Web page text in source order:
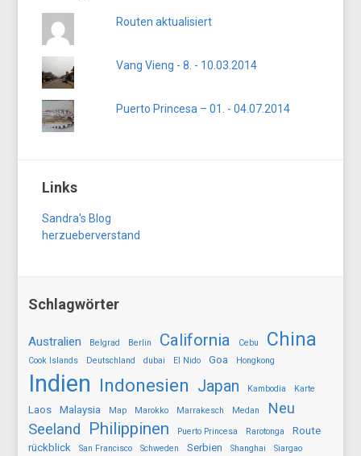
Routen aktualisiert
Vang Vieng - 8. - 10.03.2014
Puerto Princesa – 01. - 04.07.2014
Links
Sandra's Blog
herzueberverstand
Schlagwörter
Australien Belgrad Berlin California Cebu China
Cook Islands Deutschland dubai El Nido Goa Hongkong
Indien Indonesien Japan Kambodia Karte
Laos Malaysia Map Marokko Marrakesch Medan
Neu
Seeland
Philippinen Puerto Princesa Rarotonga
Route
rückblick
San Francisco Schweden Serbien Shanghai Siargao